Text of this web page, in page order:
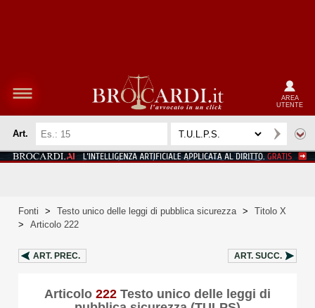
AREA
UTENTE
Art.
Fonti > Testo unico delle leggi di pubblica sicurezza >
Titolo X
>
Articolo 222
ART. PREC. ART. SUCC.
Articolo 222 Testo unico delle leggi di